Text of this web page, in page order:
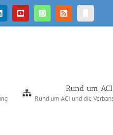
YouTubeWhatsApp
Rss
IN
Rund um ACI
Rund um ACI und die